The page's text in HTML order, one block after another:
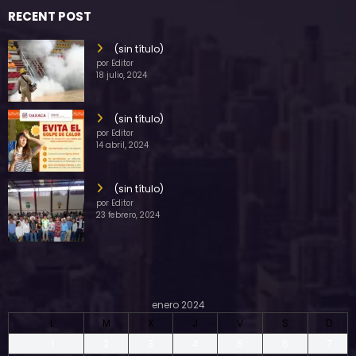
RECENT POST
(sin título)
por Editor
18 julio, 2024
(sin título)
por Editor
14 abril, 2024
(sin título)
por Editor
23 febrero, 2024
enero 2024
L
M X J V S
D